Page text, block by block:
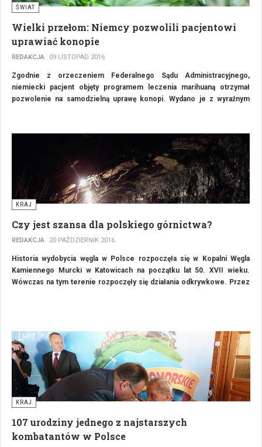
ŚWIAT
Wielki przełom: Niemcy pozwolili pacjentowi
uprawiać konopie
REDAKCJA 09 LISTOPAD 2016
Zgodnie z orzeczeniem Federalnego Sądu Administracyjnego,
niemiecki pacjent objęty programem leczenia marihuaną otrzymał
pozwolenie na samodzielną uprawę konopi. Wydano je z wyraźnym
KRAJ
Czy jest szansa dla polskiego górnictwa?
REDAKCJA 20 PAŹDZIERNIK 2016
Historia wydobycia węgla w Polsce rozpoczęła się w Kopalni Węgla
Kamiennego Murcki w Katowicach na początku lat 50. XVII wieku.
Wówczas na tym terenie rozpoczęły się działania odkrywkowe. Przez
świecie. W tym aspekcie prym wiodą: Chiny, Australia, USA, Indie i
Rosja.
KRAJ
107 urodziny jednego z najstarszych
kombatantów w Polsce